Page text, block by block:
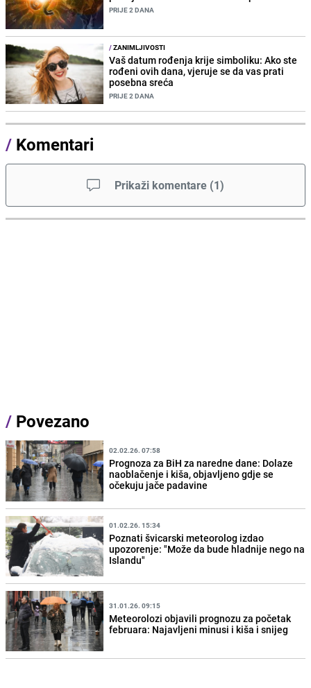
PRIJE 2 DANA
/ZANIMLJIVOSTI
Vaš datum rođenja krije simboliku: Ako ste
rođeni ovih dana, vjeruje se da vas prati
posebna sreća
PRIJE 2 DANA
/ Komentari
Prikaži komentare (1)
/ Povezano
02.02.26. 07:58
Prognoza za BiH za naredne dane: Dolaze
naoblačenje i kiša, objavljeno gdje se
očekuju jače padavine
01.02.26. 15:34
Poznati švicarski meteorolog izdao
upozorenje: "Može da bude hladnije nego na
Islandu"
31.01.26. 09:15
Meteorolozi objavili prognozu za početak
februara: Najavljeni minusi i kiša i snijeg